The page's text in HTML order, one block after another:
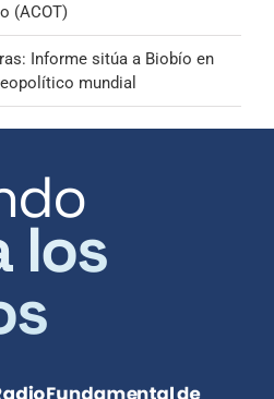
(ACOT)
Informe sitúa a Biobío en
mundial
los